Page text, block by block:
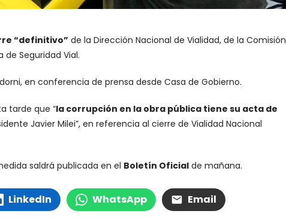
“definitivo” de la Dirección Nacional de Vialidad, de la Comisión
de Seguridad Vial.
en conferencia de prensa desde Casa de Gobierno.
tarde que “la corrupción en la obra pública tiene su acta de
Javier Milei”, en referencia al cierre de Vialidad Nacional
saldrá publicada en el Boletín Oficialde mañana.
LinkedIn WhatsApp Email